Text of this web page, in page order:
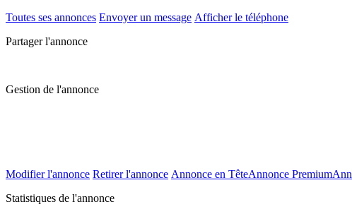
Toutes ses annonces Envoyer un message Afficher le téléphone
Partager l'annonce
Gestion de l'annonce
Modifier l'annonce Retirer l'annonce Annonce en TêteAnnonce Premium
Statistiques de l'annonce